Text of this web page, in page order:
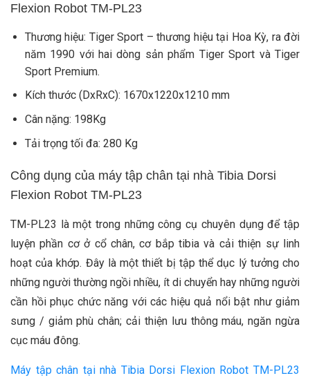
Flexion Robot TM-PL23
Thương hiệu: Tiger Sport – thương hiệu tại Hoa Kỳ, ra đời
năm 1990 với hai dòng sản phẩm Tiger Sport và Tiger
Sport Premium.
Kích thước (DxRxC): 1670x1220x1210 mm
Cân nặng: 198Kg
Tải trọng tối đa: 280 Kg
Công dụng của máy tập chân tại nhà Tibia Dorsi
Flexion Robot TM-PL23
TM-PL23 là một trong những công cụ chuyên dụng để tập
luyện phần cơ ở cổ chân, cơ bắp tibia và cải thiện sự linh
hoạt của khớp. Đây là một thiết bị tập thể dục lý tưởng cho
những người thường ngồi nhiều, ít di chuyển hay những người
cần hồi phục chức năng với các hiệu quả nổi bật như giảm
sưng / giảm phù chân; cải thiện lưu thông máu, ngăn ngừa
cục máu đông.
Máy tập chân tại nhà Tibia Dorsi Flexion Robot TM-PL23